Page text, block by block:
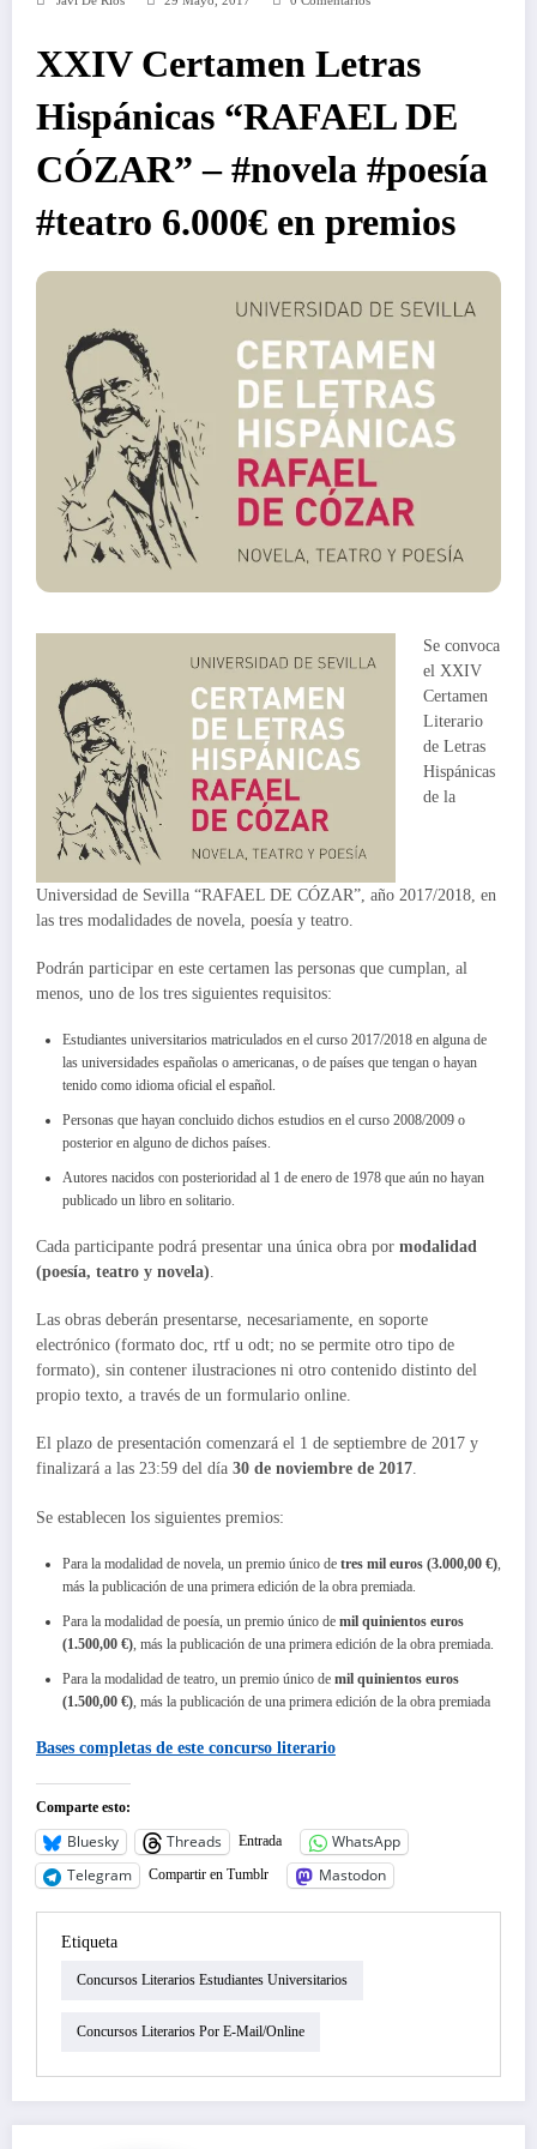
XXIV Certamen Letras
Hispánicas “RAFAEL DE
CÓZAR” – #novela #poesía
#teatro 6.000€ en premios
Se convoca
el XXIV
Certamen
Literario
de Letras
Hispánicas
de la
Universidad de Sevilla “RAFAEL DE CÓZAR”, año 2017/2018, en
las tres modalidades de novela, poesía y teatro.
Podrán participar en este certamen las personas que cumplan, al
menos, uno de los tres siguientes requisitos:
Estudiantes universitarios matriculados en el curso 2017/2018 en alguna de
las universidades españolas o americanas, o de países que tengan o hayan
tenido como idioma oficial el español.
Personas que hayan concluido dichos estudios en el curso 2008/2009 o
posterior en alguno de dichos países.
Autores nacidos con posterioridad al 1 de enero de 1978 que aún no hayan
publicado un libro en solitario.
Cada participante podrá presentar una única obra por modalidad
(poesía, teatro y novela).
Las obras deberán presentarse, necesariamente, en soporte
electrónico (formato doc, rtf u odt; no se permite otro tipo de
formato), sin contener ilustraciones ni otro contenido distinto del
propio texto, a través de un formulario online.
El plazo de presentación comenzará el 1 de septiembre de 2017 y
finalizará a las 23:59 del día 30 de noviembre de 2017.
Se establecen los siguientes premios:
Para la modalidad de novela, un premio único de tres mil euros (3.000,00 €)
más la publicación de una primera edición de la obra premiada.
Para la modalidad de poesía, un premio único de mil quinientos euros
(1.500,00 €) , más la publicación de una primera edición de la obra premiada.
Para la modalidad de teatro, un premio único de mil quinientos euros
(1.500,00 €) , más la publicación de una primera edición de la obra premiada
Bases completas de este concurso literario
Comparte esto:
Bluesky Threads Entrada
WhatsApp
Telegram
Compartir en Tumblr Mastodon
Etiqueta
Concursos Literarios Estudiantes Universitarios
Concursos Literarios Por E-Mail/online